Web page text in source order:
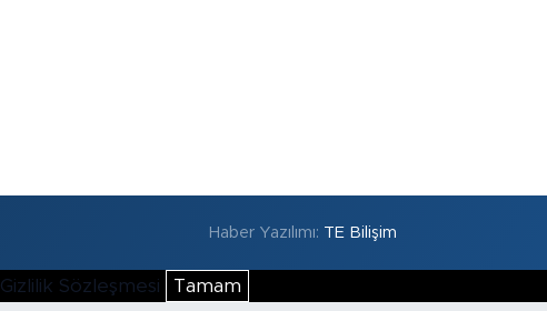
Haber Yazılımı: TE Bilişim
Gizlilik Sözleşmesi Tamam